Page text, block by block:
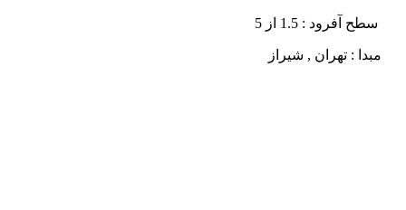
سطح آفرود : 1.5 از 5
مبدا : تهران , شیراز